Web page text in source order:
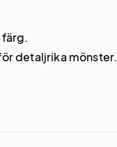
färg.
detaljrika mönster.